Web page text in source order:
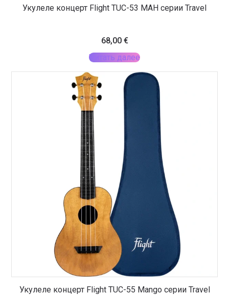
Укулеле концерт Flight TUC-53 MAH серии Travel
68,00 €
Читать далее
Укулеле концерт Flight TUC-55 Mango серии Travel